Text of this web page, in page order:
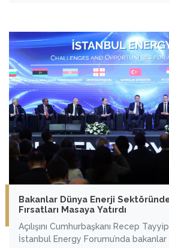
Bakanlar Dünya Enerji
Fırsatları Masaya Yatırdı
Açılışını Cumhurbaşkanı Recep
İstanbul Energy Forumu’nda